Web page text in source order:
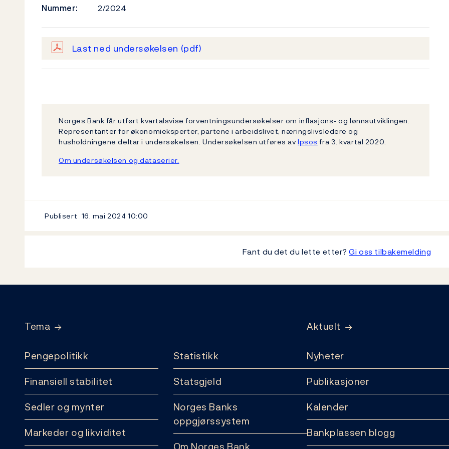
Nummer:
2/2024
Last ned undersøkelsen (pdf)
Norges Bank får utført kvartalsvise forventningsundersøkelser om inflasjons- og lønnsutviklingen.
Representanter for økonomieksperter, partene i arbeidslivet, næringslivsledere og
husholdningene deltar i undersøkelsen. Undersøkelsen utføres avIpsos fra 3. kvartal 2020.
Om undersøkelsen og dataserier.
Publisert 16. mai 2024 10:00
Fant du det du lette etter?Gi oss tilbakemelding
Tema
Pengepolitikk
Finansiell stabilitet
Sedler og mynter
Markeder og likviditet
Statistikk
Statsgjeld
Norges Banks
oppgjørssystem
Aktuelt
Nyheter
Publikasjoner
Kalender
Bankplassen blogg